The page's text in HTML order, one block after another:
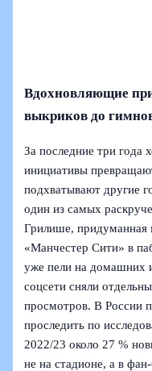
Вдохновляющие
выкриков до
За последние три года
инициативы
подхватывают другие
один из самых
Грилише, придуманная
«Манчестер Сити» в
уже пели на домашних
соцсети сняли
просмотров. В России
проследить по
2022/23 около 27 %
не на стадионе, а в